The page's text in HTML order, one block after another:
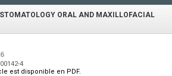
ORAL AND MAXILLOFACIAL
4
est disponible en PDF.